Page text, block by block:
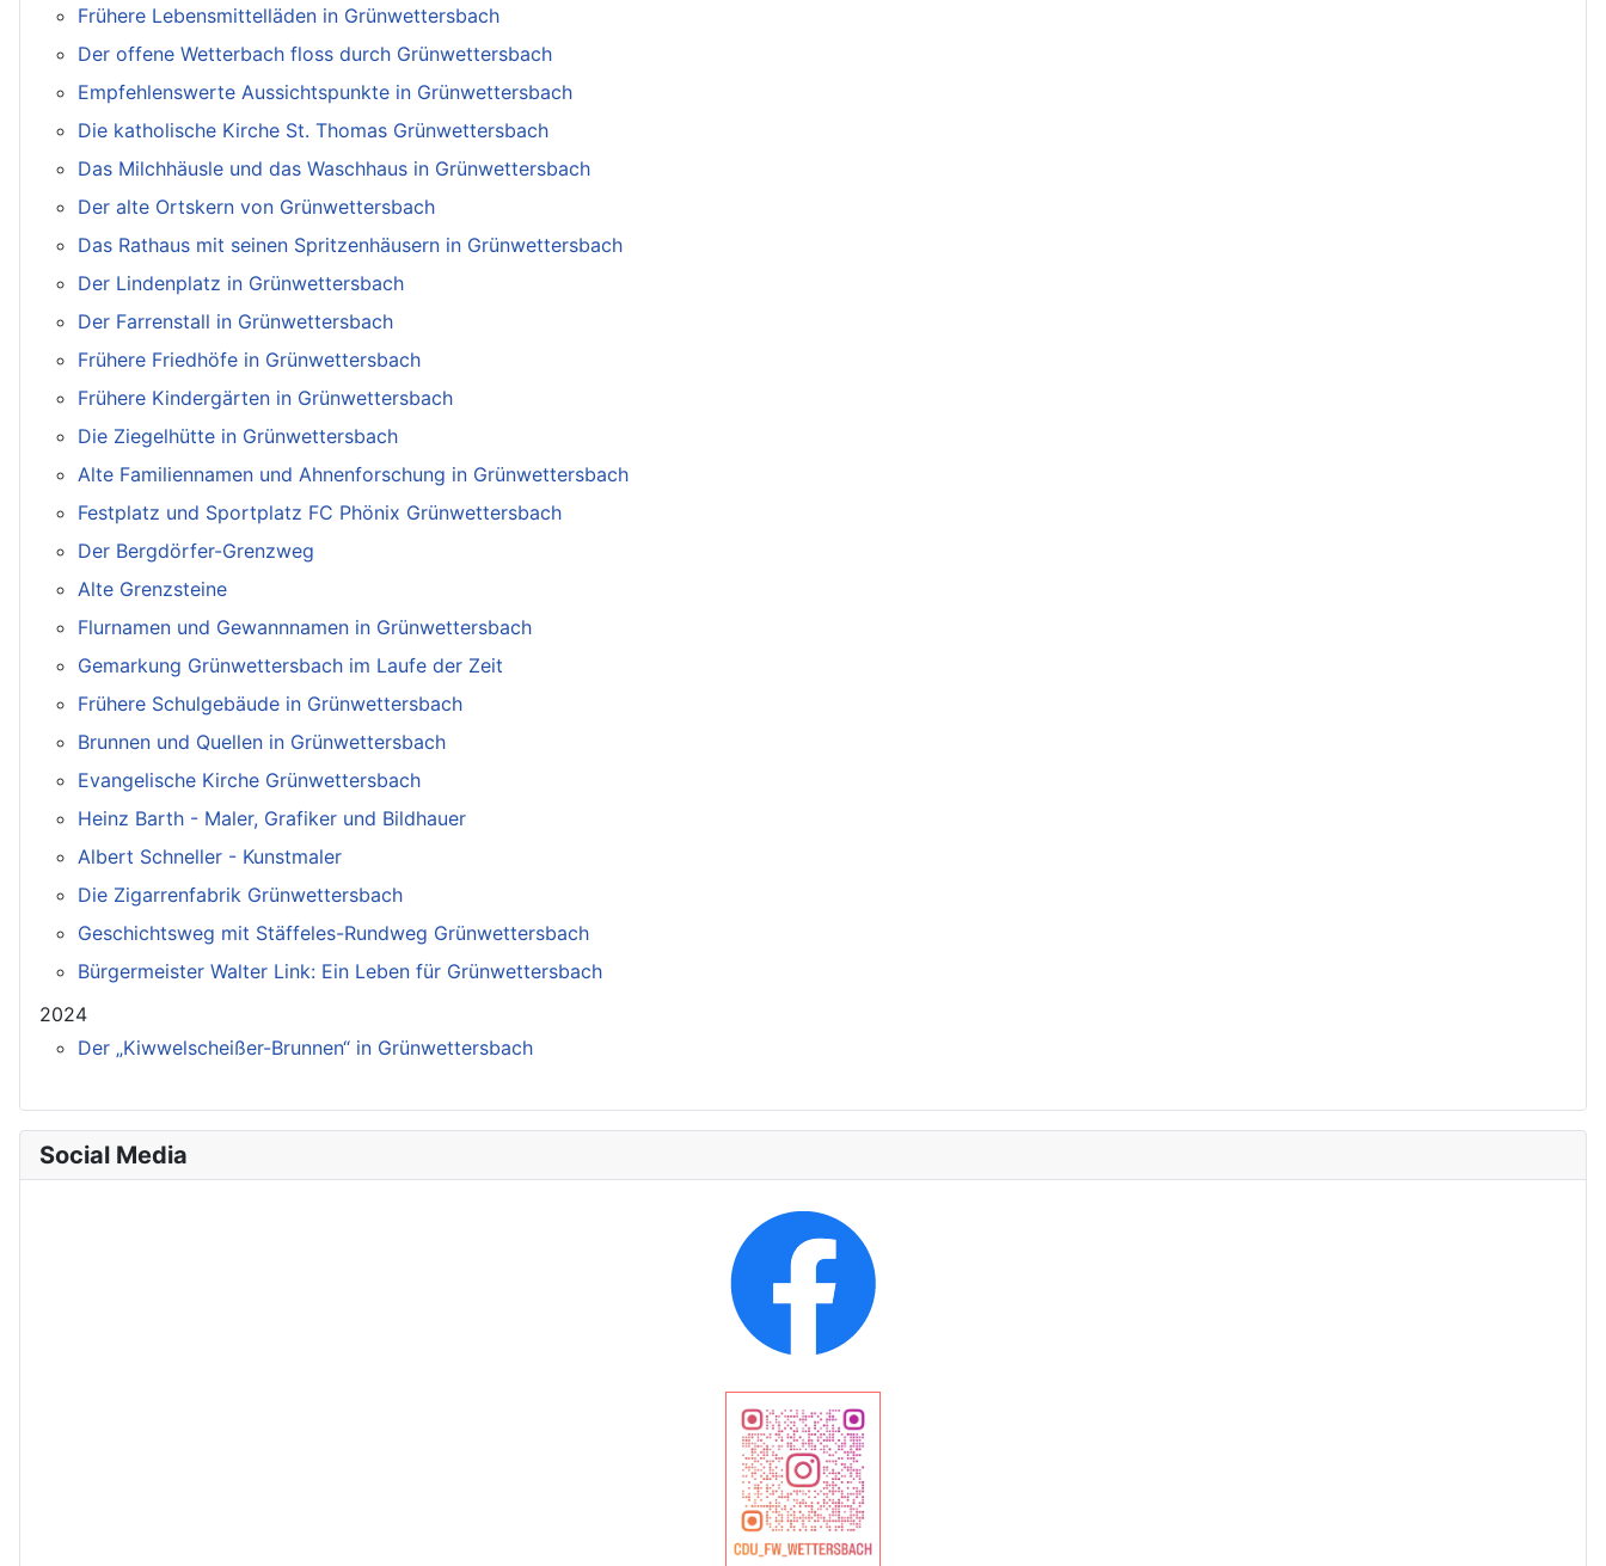
Frühere Lebensmittelläden in Grünwettersbach
Der offene Wetterbach floss durch Grünwettersbach
Empfehlenswerte Aussichtspunkte in Grünwettersbach
Die katholische Kirche St. Thomas Grünwettersbach
Das Milchhäusle und das Waschhaus in Grünwettersbach
Der alte Ortskern von Grünwettersbach
Das Rathaus mit seinen Spritzenhäusern in Grünwettersbach
Der Lindenplatz in Grünwettersbach
Der Farrenstall in Grünwettersbach
Frühere Friedhöfe in Grünwettersbach
Frühere Kindergärten in Grünwettersbach
Die Ziegelhütte in Grünwettersbach
Alte Familiennamen und Ahnenforschung in Grünwettersbach
Festplatz und Sportplatz FC Phönix Grünwettersbach
Der Bergdörfer-Grenzweg
Alte Grenzsteine
Flurnamen und Gewannnamen in Grünwettersbach
Gemarkung Grünwettersbach im Laufe der Zeit
Frühere Schulgebäude in Grünwettersbach
Brunnen und Quellen in Grünwettersbach
Evangelische Kirche Grünwettersbach
Heinz Barth - Maler, Grafiker und Bildhauer
Albert Schneller - Kunstmaler
Die Zigarrenfabrik Grünwettersbach
Geschichtsweg mit Stäffeles-Rundweg Grünwettersbach
Bürgermeister Walter Link: Ein Leben für Grünwettersbach
2024
Der „Kiwwelscheißer-Brunnen“ in Grünwettersbach
Social Media